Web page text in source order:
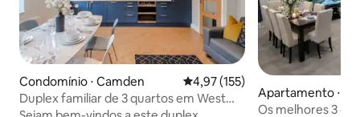
Condomínio ⋅ Camden 4,97 de uma avaliação média de
4,97 (155)
Duplex familiar de 3 quartos em West
Hampstead • 3 linhas de metrô
Apartamento ⋅
res
Os melhores 3